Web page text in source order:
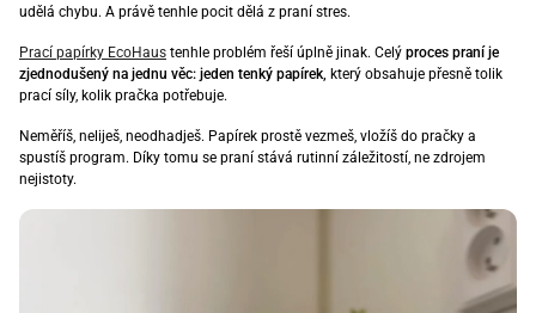
udělá chybu. A právě tenhle pocit dělá z praní stres.
Prací papírky EcoHaus tenhle problém řeší úplně jinak. Celý proces praní je
zjednodušený na jednu věc: jeden tenký papírek, který obsahuje přesně tolik
prací síly, kolik pračka potřebuje.
Neměříš, neliješ, neodhadješ. Papírek prostě vezmeš, vložíš do pračky a
spustíš program. Díky tomu se praní stává rutinní záležitostí, ne zdrojem
nejistoty.